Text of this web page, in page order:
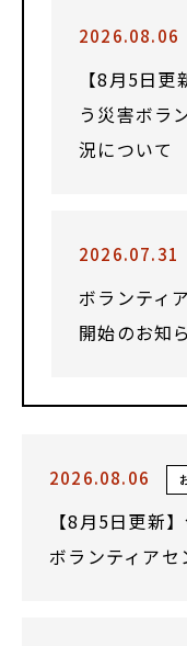
2026.08.06
【8月5日
う災害ボラ
況について
2026.07.31
ボランティ
開始のお知
2026.08.06
【8月5日更新
ボランティア